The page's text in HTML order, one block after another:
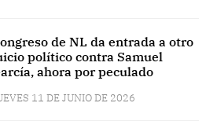
de NL da entrada a otro
político contra Samuel
ahora por peculado
11 DE JUNIO DE 2026